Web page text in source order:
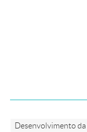
Desenvolvimento da